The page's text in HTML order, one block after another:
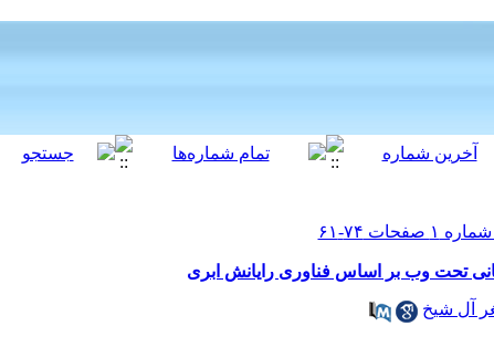
تحت وب بر اساس فناوری رایانش ابری
آل شیخ